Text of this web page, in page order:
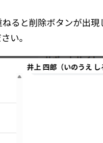
ると削除ボタンが出現
い。